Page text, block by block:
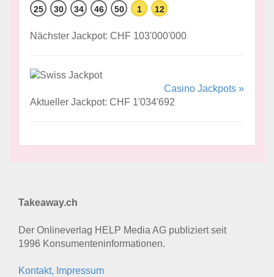
25 30 34 46 50 1 12
Nächster Jackpot: CHF 103'000'000
Casino Jackpots »
Aktueller Jackpot: CHF 1'034'692
Takeaway.ch
Der Onlineverlag HELP Media AG publiziert seit
1996 Konsumenten­informationen.
Kontakt, Impressum